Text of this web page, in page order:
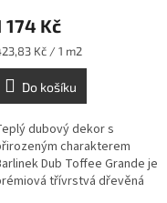
174 Kč
Kč / 1 m2
Do košíku
dubový dekor s
charakterem
Dub Toffee Grande je
třívrstvá dřevěná